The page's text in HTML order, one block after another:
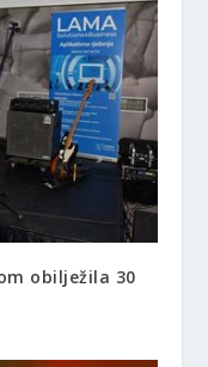
obilježila 30